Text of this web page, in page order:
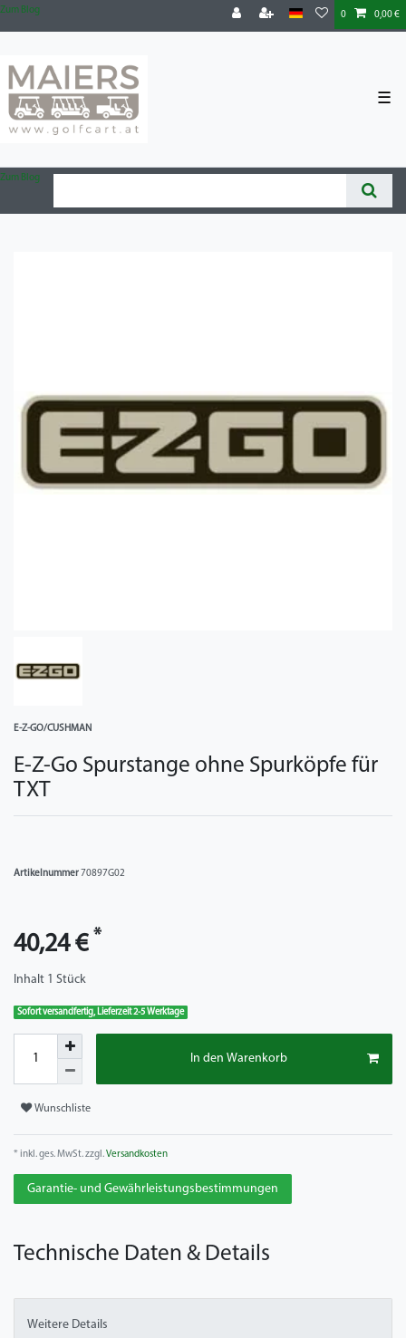
Zum Blog 0 0,00 €
☰
Zum Blog
E-Z-GO/CUSHMAN
E-Z-Go Spurstange ohne Spurköpfe für
TXT
Artikelnummer 70897G02
40,24 € *
Inhalt 1 Stück
Sofort versandfertig, Lieferzeit 2-5 Werktage
In den Warenkorb
Wunschliste
* inkl. ges. MwSt. zzgl.Versandkosten
Garantie- und Gewährleistungsbestimmungen
Technische Daten & Details
Weitere Details